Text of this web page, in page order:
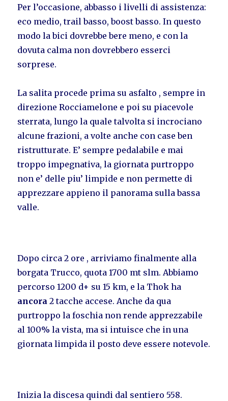
Per l’occasione, abbasso i livelli di assistenza:
eco medio, trail basso, boost basso. In questo
modo la bici dovrebbe bere meno, e con la
dovuta calma non dovrebbero esserci
sorprese.
La salita procede prima su asfalto , sempre in
direzione Rocciamelone e poi su piacevole
sterrata, lungo la quale talvolta si incrociano
alcune frazioni, a volte anche con case ben
ristrutturate. E’ sempre pedalabile e mai
troppo impegnativa, la giornata purtroppo
non e’ delle piu’ limpide e non permette di
apprezzare appieno il panorama sulla bassa
valle.
Dopo circa 2 ore , arriviamo finalmente alla
borgata Trucco, quota 1700 mt slm. Abbiamo
percorso 1200 d+ su 15 km, e la Thok ha
ancora 2 tacche accese. Anche da qua
purtroppo la foschia non rende apprezzabile
al 100% la vista, ma si intuisce che in una
giornata limpida il posto deve essere notevole.
Inizia la discesa quindi dal sentiero 558.